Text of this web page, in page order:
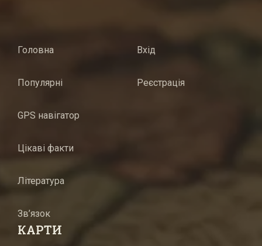
Головна
Популярні
GPS навігатор
Цікаві факти
Література
Зв’язок
Вхід
Реєстрація
КАРТИ